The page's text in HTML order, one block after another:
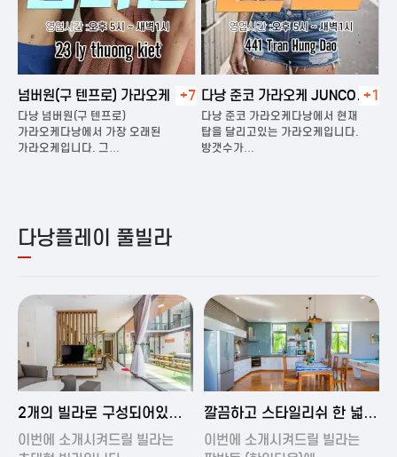
넘버원(구 텐프로) 가라오케 +7
다낭 넘버원(구 텐프로)
가라오케다낭에서 가장 오래된
가라오케입니다. 그…
다낭 준코 가라오케 JUNCO
KARAOKE
+1
다낭 준코 가라오케다낭에서 현재
탑을 달리고있는 가라오케입니다.
방갯수가…
다낭플레이 풀빌라
2024-11-19 00:54
2개의 빌라로 구성되어있는
대형 풀빌…
이번에 소개시켜드릴 빌라는
2024-11-19 01:27
깔끔하고 스타일리쉬 한 넓은
풀빌라
이번에 소개시켜드릴 빌라는